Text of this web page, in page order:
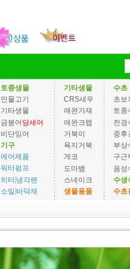
토종생물
민물고기
기타생물
금붕어 당세어
비단잉어
기구
에어제품
워터펌프
히터|냉각팬
소일 |바닥재
기타생물
CRS새우
애완가재
애완크랩
거북이
육지거북
게코
도마뱀
스네이크
생물용품
수초
초보
토종
전경
중후
부상
구근
음성
수생
수초